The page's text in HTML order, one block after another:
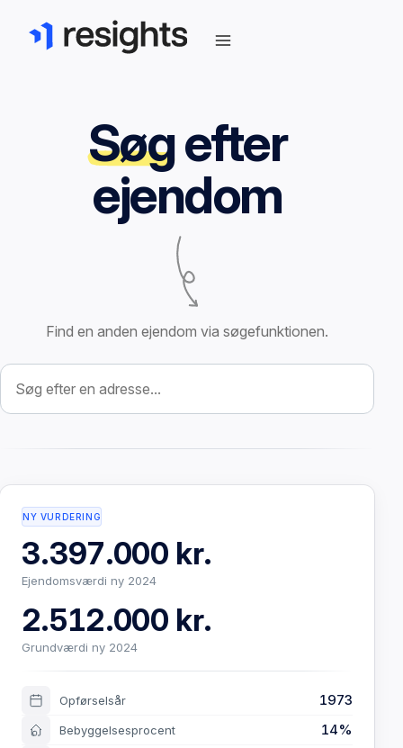
Søgefter
ejendom
Find en anden ejendom via søgefunktionen.
Søg efter ejendom
NY VURDERING
3.397.000 kr.
Ejendomsværdi ny 2024
2.512.000 kr.
Grundværdi ny 2024
Opførselsår 1973
Bebyggelsesprocent 14%